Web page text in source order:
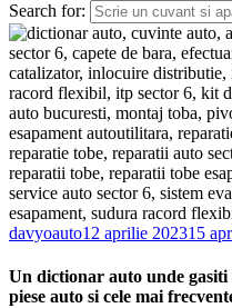
Search for:
davyoauto12 aprilie 202315
Un dictionar auto unde
piese auto si cele mai